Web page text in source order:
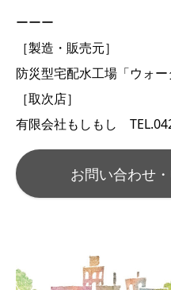
ーーー
［製造・販売元］
防災型宅配水工場「ウォー
［取次店］
有限会社もしもし
お問い合わせ